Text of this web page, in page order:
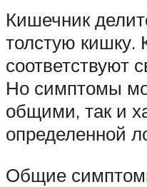
Кишечник
толстую кишку.
соответствуют
Но симптомы
общими, так и
определенной
Общие